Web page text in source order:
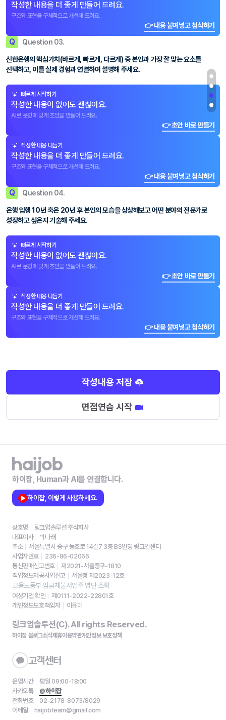
작성한 내용을 더 좋게 만들어 드려요.
구조와 표현을 구체적으로 개선해 드려요.
👉 내용 붙여넣고 첨삭하기
Q Question 03.
신한은행의 핵심가치(바르게, 빠르게, 다르게) 중 본인과 가장 잘 맞는 요소를
선택하고, 이를 실제 경험과 연결하여 설명해 주세요.
빠르게 시작하기
작성한 내용이 없어도 괜찮아요.
AI로 문항에 맞게 초안을 만들어 드려요.
👉 초안 바로 만들기
작성한 내용 다듬기
작성한 내용을 더 좋게 만들어 드려요.
구조와 표현을 구체적으로 개선해 드려요.
👉 내용 붙여넣고 첨삭하기
Q Question 04.
은행 입행 10년 혹은 20년 후 본인의 모습을 상상해보고 어떤 분야의 전문가로
성장하고 싶은지 기술해 주세요.
빠르게 시작하기
작성한 내용이 없어도 괜찮아요.
AI로 문항에 맞게 초안을 만들어 드려요.
👉 초안 바로 만들기
작성한 내용 다듬기
작성한 내용을 더 좋게 만들어 드려요.
구조와 표현을 구체적으로 개선해 드려요.
👉 내용 붙여넣고 첨삭하기
작성내용 저장
면접연습 시작
하이잡, Human과 AI를 연결합니다.
하이잡, 이렇게 사용하세요.
상호명
링크업솔루션 주식회사
대표이사
박나래
주소
서울특별시 중구 동호로 14길7 3층 BS빌딩 링크업센터
사업자번호
236-86-02066
통신판매신고번호
제2021-서울중구-1810
직업정보제공사업신고
서울청 제2023-12호
고용노동부 임금체불사업주 명단 조회
여성기업 확인
제0111-2022-22801호
개인정보보호책임자
이윤미
링크업솔루션(C). All rights Reserved.
하이잡 블로그소식제휴이용약관개인정보 보호정책
고객센터
운영시간
평일 09:00-18:00
카카오톡
@하이잡
전화번호
02-2178-8073/8029
이메일
haijobteam@gmail.com